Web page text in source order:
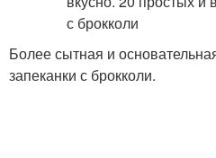
Более сытная и
запеканки с брокколи.